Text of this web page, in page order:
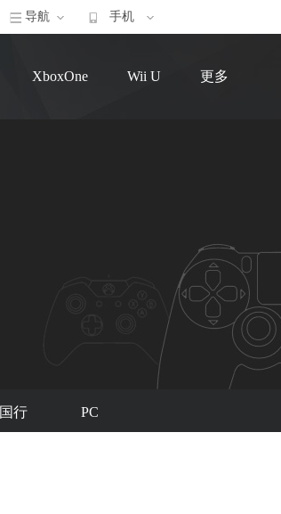
导航 手机
XboxOne Wii U 更多
国行 PC